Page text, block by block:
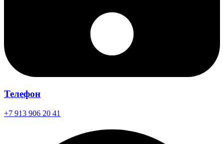
Телефон
+7 913 906 20 41